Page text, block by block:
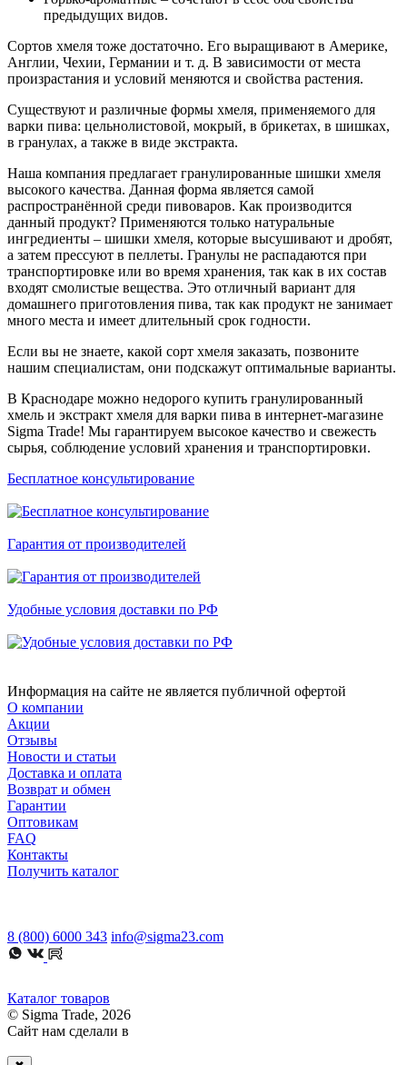
предыдущих видов.
Сортов хмеля тоже достаточно. Его выращивают в Америке,
Англии, Чехии, Германии и т. д. В зависимости от места
произрастания и условий меняются и свойства растения.
Существуют и различные формы хмеля, применяемого для
варки пива: цельнолистовой, мокрый, в брикетах, в шишках,
в гранулах, а также в виде экстракта.
Наша компания предлагает гранулированные шишки хмеля
высокого качества. Данная форма является самой
распространённой среди пивоваров. Как производится
данный продукт? Применяются только натуральные
ингредиенты – шишки хмеля, которые высушивают и дробят,
а затем прессуют в пеллеты. Гранулы не распадаются при
транспортировке или во время хранения, так как в их состав
входят смолистые вещества. Это отличный вариант для
домашнего приготовления пива, так как продукт не занимает
много места и имеет длительный срок годности.
Если вы не знаете, какой сорт хмеля заказать, позвоните
нашим специалистам, они подскажут оптимальные варианты.
В Краснодаре можно недорого купить гранулированный
хмель и экстракт хмеля для варки пива в интернет-магазине
Sigma Trade! Мы гарантируем высокое качество и свежесть
сырья, соблюдение условий хранения и транспортировки.
Бесплатное консультирование
Гарантия от производителей
Удобные условия доставки по РФ
Информация на сайте не является публичной офертой
О компании
Акции
Отзывы
Новости и статьи
Доставка и оплата
Возврат и обмен
Гарантии
Оптовикам
FAQ
Контакты
Получить каталог
8 (800) 6000 343 info@sigma23.com
Каталог товаров
© Sigma Trade, 2026
Сайт нам сделали в